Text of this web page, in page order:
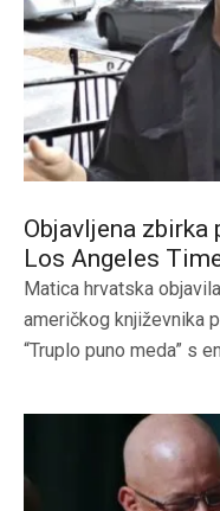
Objavljena zbirka
Los Angeles
Matica hrvatska
američkog književnika
“Truplo puno meda” s